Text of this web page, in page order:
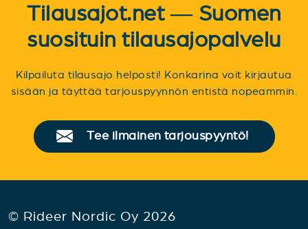
Tilausajot.net — Suomen
suosituin tilausajopalvelu
Kilpailuta tilausajo helposti! Konkarina voit kirjautua
sisään ja täyttää tarjouspyynnön entistä nopeammin.
Tee ilmainen tarjouspyyntö!
© Rideer Nordic Oy 2026